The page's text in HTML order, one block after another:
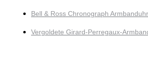
Bell & Ross Chronograph Armbanduhr
Vergoldete Girard-Perregaux-